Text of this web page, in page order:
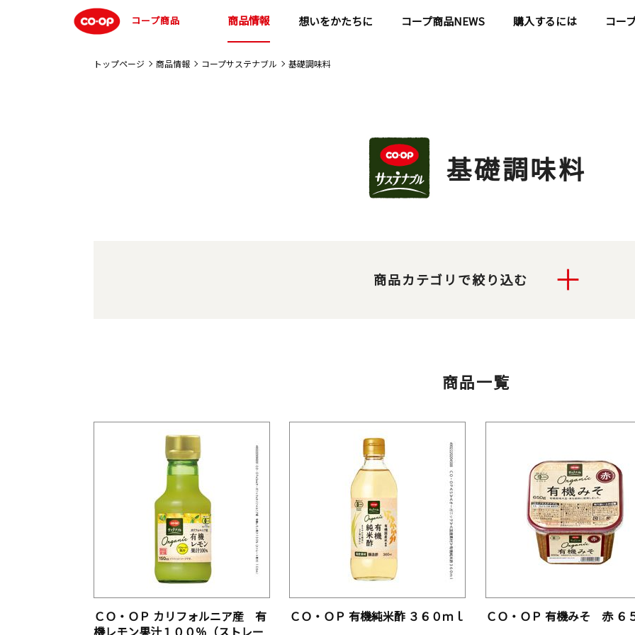
コープ商品 商品情報 想いをかたちに コープ商品NEWS 購入するには コー
トップページ 商品情報 コープサステナブル 基礎調味料
基礎調味料
商品カテゴリで絞り込む
商品一覧
ＣＯ・ＯＰ カリフォルニア産 有
機レモン果汁１００％（ストレー
ＣＯ・ＯＰ 有機純米酢 ３６０ｍｌ ＣＯ・ＯＰ 有機みそ 赤 ６